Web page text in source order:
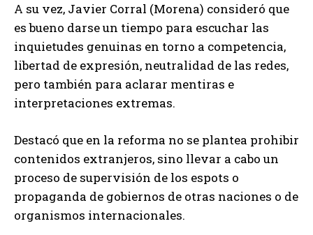
A su vez, Javier Corral (Morena) consideró que
es bueno darse un tiempo para escuchar las
inquietudes genuinas en torno a competencia,
libertad de expresión, neutralidad de las redes,
pero también para aclarar mentiras e
interpretaciones extremas.
Destacó que en la reforma no se plantea prohibir
contenidos extranjeros, sino llevar a cabo un
proceso de supervisión de los espots o
propaganda de gobiernos de otras naciones o de
organismos internacionales.